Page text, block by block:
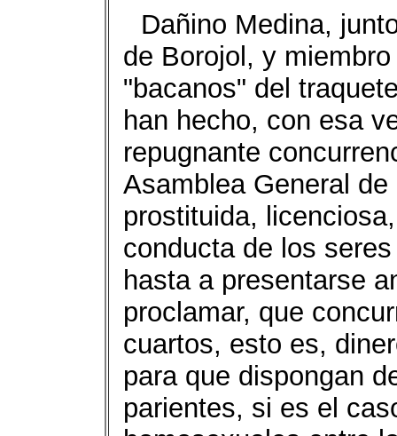
Dañino Medina,
de Borojol, y
"bacanos" del
han hecho, con esa
repugnante
Asamblea General
prostituida,
conducta de los
hasta a presentarse
proclamar, que
cuartos, esto es,
para que dispongan
parientes, si es el